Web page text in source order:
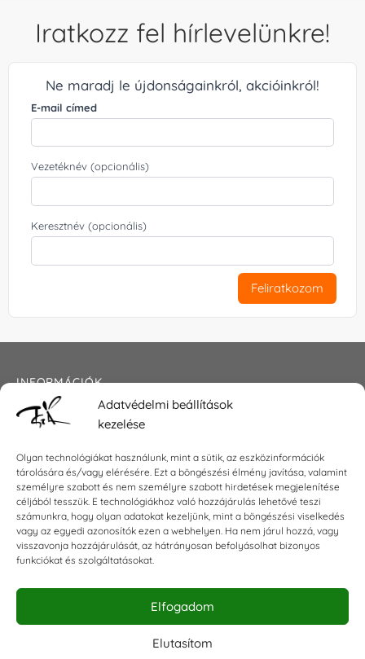
Adatvédelmi beállítások
kezelése
Olyan technológiákat használunk, mint a sütik, az eszközinformációk
tárolására és/vagy elérésére. Ezt a böngészési élmény javítása, valamint
személyre szabott és nem személyre szabott hirdetések megjelenítése
céljából tesszük. E technológiákhoz való hozzájárulás lehetővé teszi
számunkra, hogy olyan adatokat kezeljünk, mint a böngészési viselkedés
vagy az egyedi azonosítók ezen a webhelyen. Ha nem járul hozzá, vagy
visszavonja hozzájárulását, az hátrányosan befolyásolhat bizonyos
funkciókat és szolgáltatásokat.
Elfogadom
Elutasítom
Iratkozz fel hírlevelünkre!
Ne maradj le újdonságainkról, akcióinkról!
E-mail címed
Vezetéknév (opcionális)
Keresztnév (opcionális)
Feliratkozom
INFORMÁCIÓK
Általános szerződési feltételek
Impresszum
KAPCSOLAT
E-mail:shop@torokszilvi.com
Telefon: +36 30 6767872
KÖZÖSSÉGI